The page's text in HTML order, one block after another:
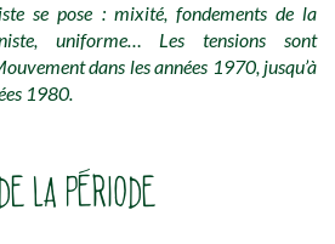
se pose : mixité, fondements de la
uniforme… Les tensions sont
dans les années 1970, jusqu’à
1980.
LA PÉRIODE